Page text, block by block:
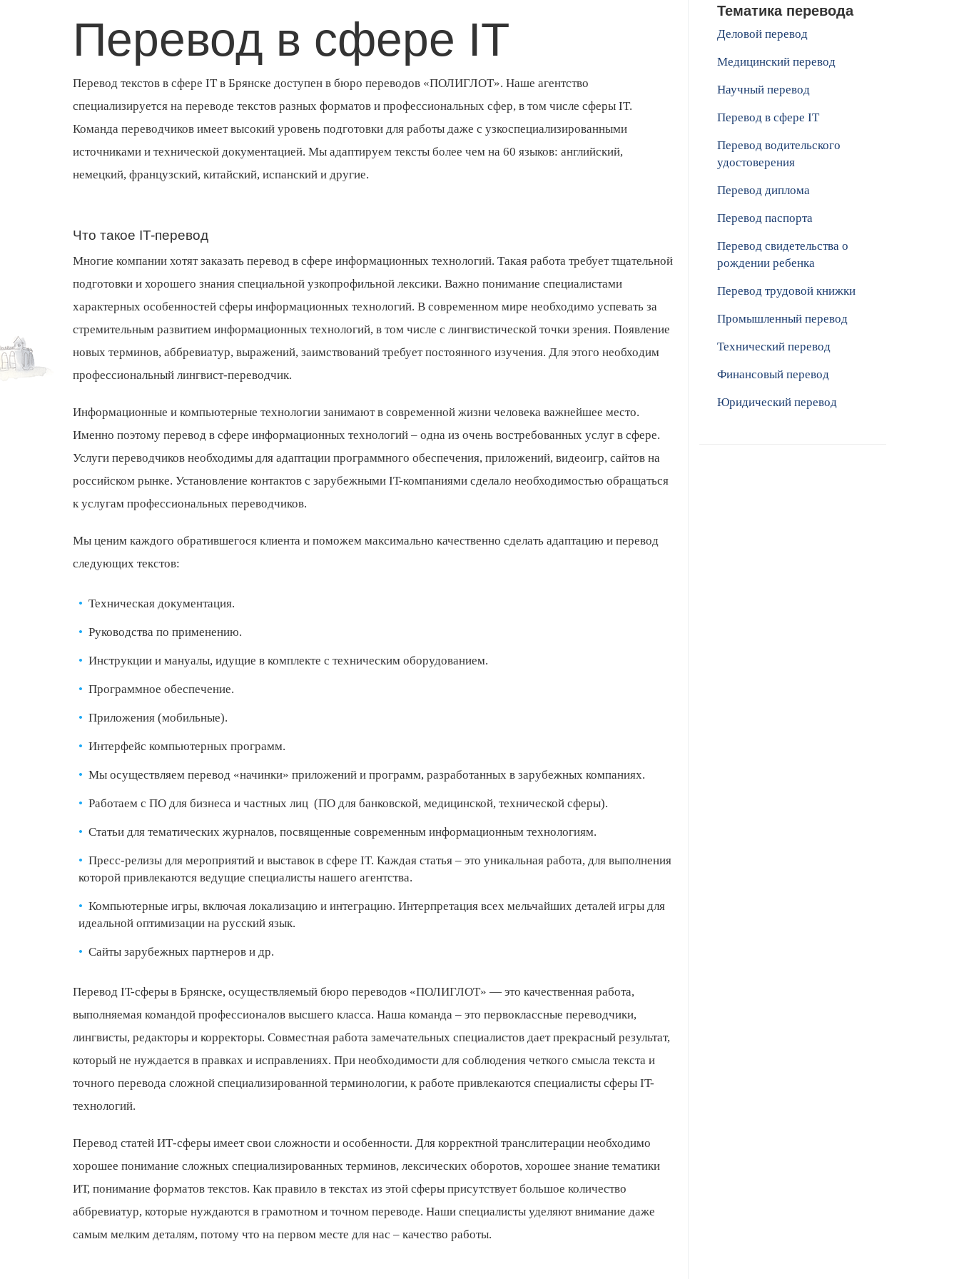
Перевод в сфере IT
Перевод текстов в сфере IT в Брянске доступен в бюро переводов «ПОЛИГЛОТ». Наше агентство
специализируется на переводе текстов разных форматов и профессиональных сфер, в том числе сферы IT.
Команда переводчиков имеет высокий уровень подготовки для работы даже с узкоспециализированными
источниками и технической документацией. Мы адаптируем тексты более чем на 60 языков: английский,
немецкий, французский, китайский, испанский и другие.
Что такое IT-перевод
Многие компании хотят заказать перевод в сфере информационных технологий. Такая работа требует тщательной
подготовки и хорошего знания специальной узкопрофильной лексики. Важно понимание специалистами
характерных особенностей сферы информационных технологий. В современном мире необходимо успевать за
стремительным развитием информационных технологий, в том числе с лингвистической точки зрения. Появление
новых терминов, аббревиатур, выражений, заимствований требует постоянного изучения. Для этого необходим
профессиональный лингвист-переводчик.
Информационные и компьютерные технологии занимают в современной жизни человека важнейшее место.
Именно поэтому перевод в сфере информационных технологий – одна из очень востребованных услуг в сфере.
Услуги переводчиков необходимы для адаптации программного обеспечения, приложений, видеоигр, сайтов на
российском рынке. Установление контактов с зарубежными IT-компаниями сделало необходимостью обращаться
к услугам профессиональных переводчиков.
Мы ценим каждого обратившегося клиента и поможем максимально качественно сделать адаптацию и перевод
следующих текстов:
Техническая документация.
Руководства по применению.
Инструкции и мануалы, идущие в комплекте с техническим оборудованием.
Программное обеспечение.
Приложения (мобильные).
Интерфейс компьютерных программ.
Мы осуществляем перевод «начинки» приложений и программ, разработанных в зарубежных компаниях.
Работаем с ПО для бизнеса и частных лиц (ПО для банковской, медицинской, технической сферы).
Статьи для тематических журналов, посвященные современным информационным технологиям.
Пресс-релизы для мероприятий и выставок в сфере IT. Каждая статья – это уникальная работа, для выполнения
которой привлекаются ведущие специалисты нашего агентства.
Компьютерные игры, включая локализацию и интеграцию. Интерпретация всех мельчайших деталей игры для
идеальной оптимизации на русский язык.
Сайты зарубежных партнеров и др.
Перевод IT-сферы в Брянске, осуществляемый бюро переводов «ПОЛИГЛОТ» — это качественная работа,
выполняемая командой профессионалов высшего класса. Наша команда – это первоклассные переводчики,
лингвисты, редакторы и корректоры. Совместная работа замечательных специалистов дает прекрасный результат,
который не нуждается в правках и исправлениях. При необходимости для соблюдения четкого смысла текста и
точного перевода сложной специализированной терминологии, к работе привлекаются специалисты сферы IT-
технологий.
Перевод статей ИТ-сферы имеет свои сложности и особенности. Для корректной транслитерации необходимо
хорошее понимание сложных специализированных терминов, лексических оборотов, хорошее знание тематики
ИТ, понимание форматов текстов. Как правило в текстах из этой сферы присутствует большое количество
аббревиатур, которые нуждаются в грамотном и точном переводе. Наши специалисты уделяют внимание даже
самым мелким деталям, потому что на первом месте для нас – качество работы.
Тематика перевода
Деловой перевод
Медицинский перевод
Научный перевод
Перевод в сфере IT
Перевод водительского
удостоверения
Перевод диплома
Перевод паспорта
Перевод свидетельства о
рождении ребенка
Перевод трудовой книжки
Промышленный перевод
Технический перевод
Финансовый перевод
Юридический перевод